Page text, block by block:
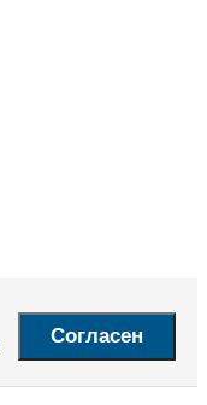
Согласен